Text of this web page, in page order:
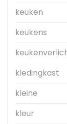
keuken
keukens
kledingkast
kleine
kleur